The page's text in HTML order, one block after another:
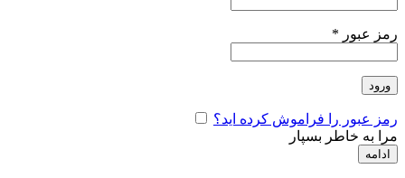
رمز عبور *
ورود
رمز عبور را فراموش کرده اید؟
مرا به خاطر بسپار
ادامه